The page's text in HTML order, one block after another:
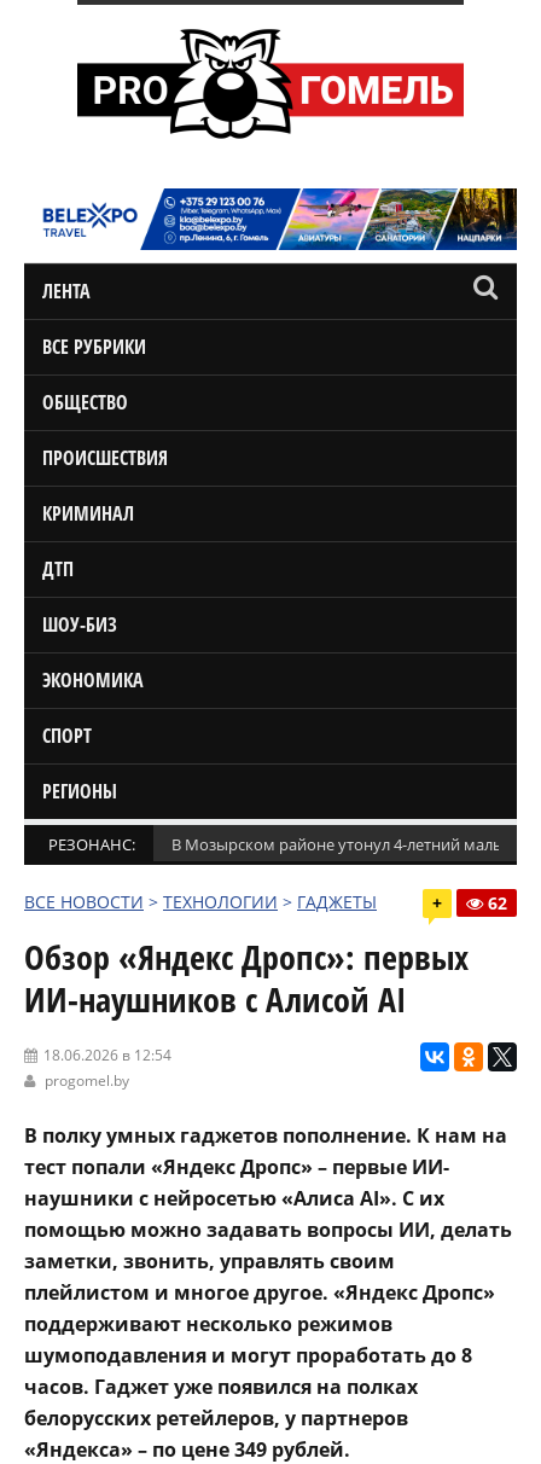
ЛЕНТА
ВСЕ РУБРИКИ
ОБЩЕСТВО
ПРОИСШЕСТВИЯ
КРИМИНАЛ
ДТП
ШОУ-БИЗ
ЭКОНОМИКА
СПОРТ
РЕГИОНЫ
РЕЗОНАНС: В Мозырском районе утонул 4-летний мальчик
ВСЕ НОВОСТИ > ТЕХНОЛОГИИ > ГАДЖЕТЫ + 62
Обзор «Яндекс Дропс»: первых
ИИ-наушников с Алисой AI
18.06.2026 в 12:54
progomel.by
В полку умных гаджетов пополнение. К нам на
тест попали «Яндекс Дропс» – первые ИИ-
наушники с нейросетью «Алиса AI». С их
помощью можно задавать вопросы ИИ, делать
заметки, звонить, управлять своим
плейлистом и многое другое. «Яндекс Дропс»
поддерживают несколько режимов
шумоподавления и могут проработать до 8
часов. Гаджет уже появился на полках
белорусских ретейлеров, у партнеров
«Яндекса» – по цене 349 рублей.